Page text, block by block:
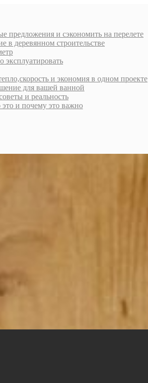
предложения и сэкономить на перелете
в деревянном строительстве
эксплуатировать
и экономия в одном проекте
для вашей ванной
и реальность
и почему это важно